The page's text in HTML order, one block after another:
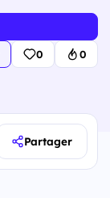
0 0
Partager